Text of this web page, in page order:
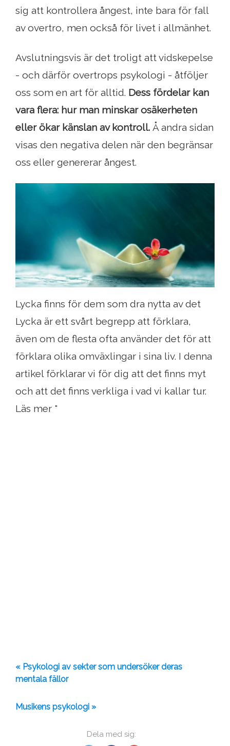
Dela med sig:
sig att kontrollera ångest, inte bara för fall
av overtro, men också för livet i allmänhet.
Avslutningsvis är det troligt att vidskepelse
- och därför overtrops psykologi - åtföljer
oss som en art för alltid. Dess fördelar kan
vara flera: hur man minskar osäkerheten
eller ökar känslan av kontroll. Å andra sidan
visas den negativa delen när den begränsar
oss eller genererar ångest.
Lycka finns för dem som dra nytta av det
Lycka är ett svårt begrepp att förklara,
även om de flesta ofta använder det för att
förklara olika omväxlingar i sina liv. I denna
artikel förklarar vi för dig att det finns myt
och att det finns verkliga i vad vi kallar tur.
Läs mer "
« Psykologi av sekter som undersöker deras
mentala fällor
Musikens psykologi »